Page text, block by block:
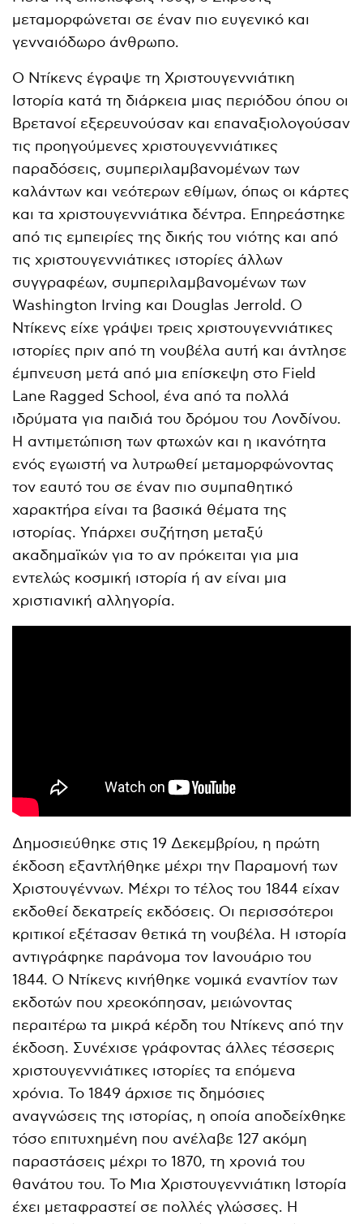
μεταμορφώνεται σε έναν πιο ευγενικό και
γενναιόδωρο άνθρωπο.
Ο Ντίκενς έγραψε τη Χριστουγεννιάτικη
Ιστορία κατά τη διάρκεια μιας περιόδου όπου οι
Βρετανοί εξερευνούσαν και επαναξιολογούσαν
τις προηγούμενες χριστουγεννιάτικες
παραδόσεις, συμπεριλαμβανομένων των
καλάντων και νεότερων εθίμων, όπως οι κάρτες
και τα χριστουγεννιάτικα δέντρα. Επηρεάστηκε
από τις εμπειρίες της δικής του νιότης και από
τις χριστουγεννιάτικες ιστορίες άλλων
συγγραφέων, συμπεριλαμβανομένων των
Washington Irving και Douglas Jerrold. Ο
Ντίκενς είχε γράψει τρεις χριστουγεννιάτικες
ιστορίες πριν από τη νουβέλα αυτή και άντλησε
έμπνευση μετά από μια επίσκεψη στο Field
Lane Ragged School, ένα από τα πολλά
ιδρύματα για παιδιά του δρόμου του Λονδίνου.
Η αντιμετώπιση των φτωχών και η ικανότητα
ενός εγωιστή να λυτρωθεί μεταμορφώνοντας
τον εαυτό του σε έναν πιο συμπαθητικό
χαρακτήρα είναι τα βασικά θέματα της
ιστορίας. Υπάρχει συζήτηση μεταξύ
ακαδημαϊκών για το αν πρόκειται για μια
εντελώς κοσμική ιστορία ή αν είναι μια
χριστιανική αλληγορία.
Δημοσιεύθηκε στις 19 Δεκεμβρίου, η πρώτη
έκδοση εξαντλήθηκε μέχρι την Παραμονή των
Χριστουγέννων. Μέχρι το τέλος του 1844 είχαν
εκδοθεί δεκατρείς εκδόσεις. Οι περισσότεροι
κριτικοί εξέτασαν θετικά τη νουβέλα. Η ιστορία
αντιγράφηκε παράνομα τον Ιανουάριο του
1844. Ο Ντίκενς κινήθηκε νομικά εναντίον των
εκδοτών που χρεοκόπησαν, μειώνοντας
περαιτέρω τα μικρά κέρδη του Ντίκενς από την
έκδοση. Συνέχισε γράφοντας άλλες τέσσερις
χριστουγεννιάτικες ιστορίες τα επόμενα
χρόνια. Το 1849 άρχισε τις δημόσιες
αναγνώσεις της ιστορίας, η οποία αποδείχθηκε
τόσο επιτυχημένη που ανέλαβε 127 ακόμη
παραστάσεις μέχρι το 1870, τη χρονιά του
θανάτου του. Το Μια Χριστουγεννιάτικη Ιστορία
έχει μεταφραστεί σε πολλές γλώσσες. Η